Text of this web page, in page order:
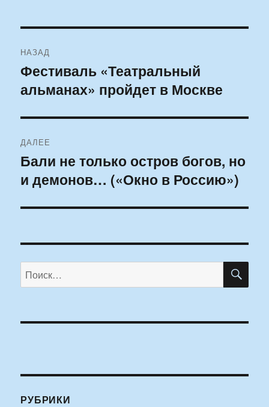
по
записям
НАЗАД
Предыдущая
запись:
Фестиваль «Театральный
альманах» пройдет в Москве
ДАЛЕЕ
Следующая
запись:
Бали не только остров богов, но
и демонов… («Окно в Россию»)
Искать:
РУБРИКИ